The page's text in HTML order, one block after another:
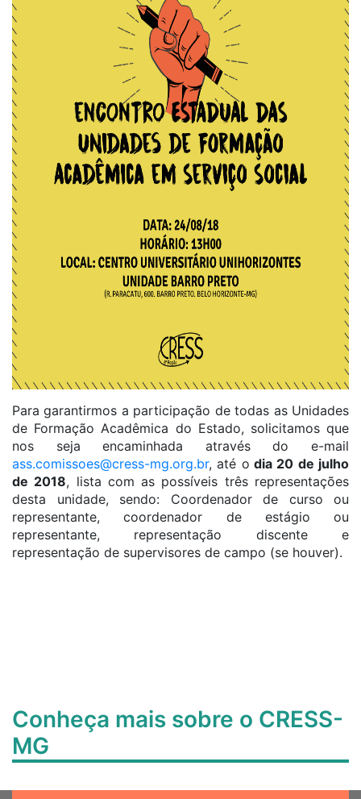
Para garantirmos a participação de todas as Unidades
de Formação Acadêmica do Estado, solicitamos que
nos seja encaminhada através do e-mail
ass.comissoes@cress-mg.org.br, até o dia 20 de julho
de 2018, lista com as possíveis três representações
desta unidade, sendo: Coordenador de curso ou
representante, coordenador de estágio ou
representante, representação discente e
representação de supervisores de campo (se houver).
Conheça mais sobre o CRESS-
MG